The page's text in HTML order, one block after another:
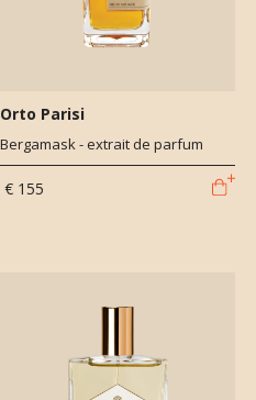
Orto Parisi
Bergamask - extrait de parfum
€ 155